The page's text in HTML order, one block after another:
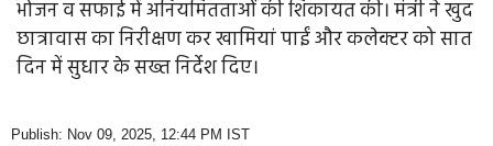
Health & Lifestyle
भोजन व सफाई में अनियमितताओं की शिकायत की। मंत्री ने खुद
छात्रावास का निरीक्षण कर खामियां पाईं और कलेक्टर को सात
दिन में सुधार के सख्त निर्देश दिए।
Publish: Nov 09, 2025, 12:44 PM IST